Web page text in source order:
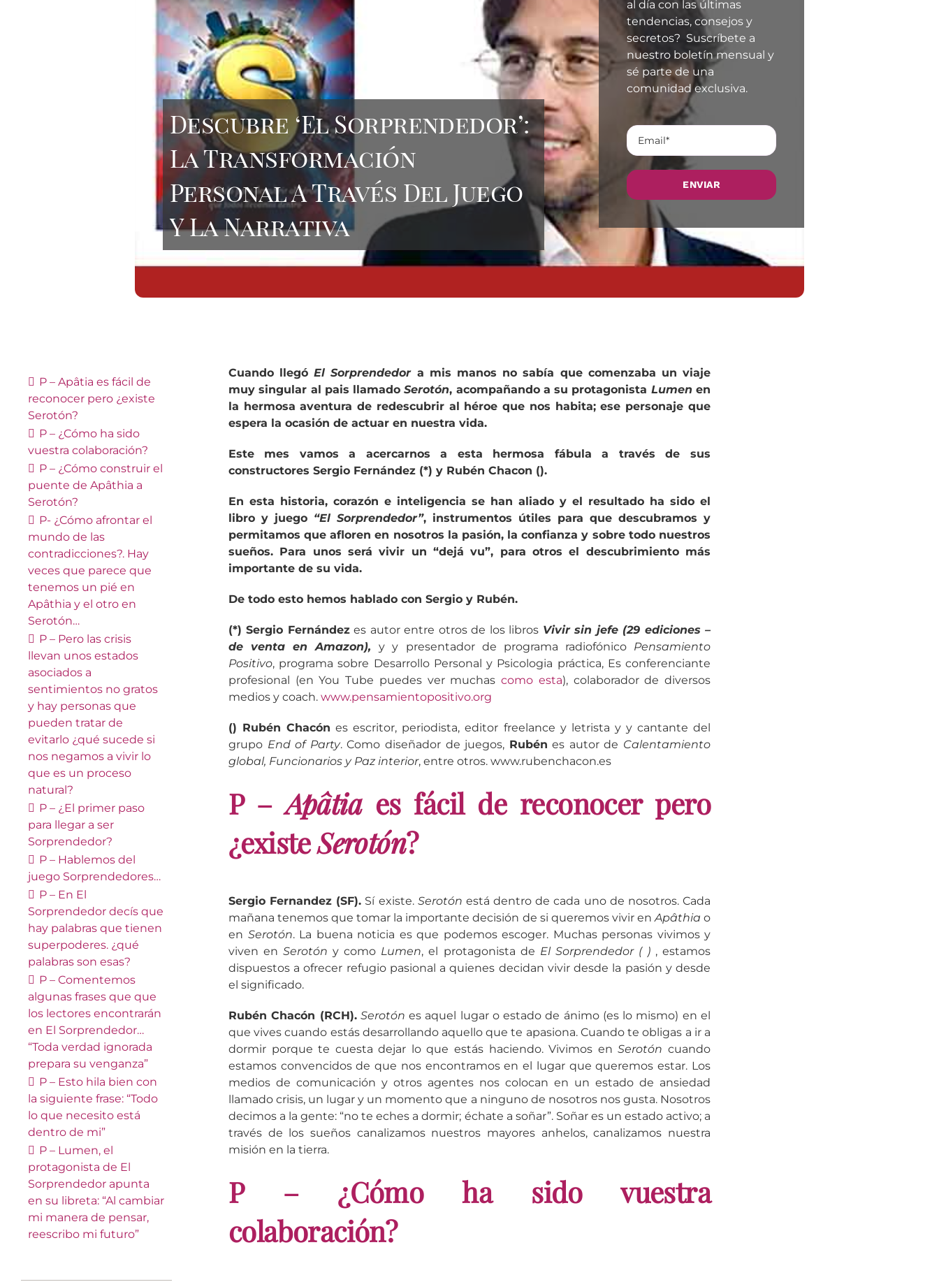
Descubre ‘El Sorprendedor’:
La Transformación
Personal A Través Del Juego
Y La Narrativa
al día con las últimas
tendencias, consejos y
secretos? Suscríbete a
nuestro boletín mensual y
sé parte de una
comunidad exclusiva.
P –Apâtia es fácil de
reconocer pero ¿existe
Serotón?
P – ¿Cómo ha sido
vuestra colaboración?
P – ¿Cómo construir el
puente de Apâthia a
Serotón?
P- ¿Cómo afrontar el
mundo de las
contradicciones?. Hay
veces que parece que
tenemos un pié en
Apâthia y el otro en
Serotón…
P – Pero las crisis
llevan unos estados
asociados a
sentimientos no gratos
y hay personas que
pueden tratar de
evitarlo ¿qué sucede si
nos negamos a vivir lo
que es un proceso
natural?
P – ¿El primer paso
para llegar a ser
Sorprendedor?
P – Hablemos del
juego Sorprendedores…
P – En El
Sorprendedordecís que
hay palabras que tienen
superpoderes. ¿qué
palabras son esas?
P – Comentemos
algunas frases que que
los lectores encontrarán
en El Sorprendedor…
“Toda verdad ignorada
prepara su venganza”
P – Esto hila bien con
la siguiente frase: “Todo
lo que necesito está
dentro de mi”
P – Lumen, el
protagonista de El
Sorprendedorapunta
en su libreta:“Al cambiar
mi manera de pensar,
reescribo mi futuro”
Cuando llegóEl Sorprendedora mis manos no sabía que comenzaba un viaje
muy singular al pais llamadoSerotón, acompañando a su protagonista Lumen en
la hermosa aventura de redescubrir al héroe que nos habita; ese personaje que
espera la ocasión de actuar en nuestra vida.
Este mes vamos a acercarnos a esta hermosa fábula a través de sus
constructores Sergio Fernández (*) y Rubén Chacon ().
En esta historia, corazón e inteligencia se han aliado y el resultado ha sido el
libro y juego “El Sorprendedor”, instrumentos útiles para que descubramos y
permitamos que afloren en nosotros la pasión, la confianza y sobre todo nuestros
sueños. Para unos será vivir un “dejá vu”, para otros el descubrimiento más
importante de su vida.
De todo esto hemos hablado con Sergio y Rubén.
(*) Sergio Fernándezes autor entre otros de los libros Vivir sin jefe (29 ediciones –
de venta en Amazon),y y presentador de programa radiofónico Pensamiento
Positivo, programa sobre Desarrollo Personal y Psicologia práctica, Es conferenciante
profesional (en You Tube puedes ver muchascomo esta), colaborador de diversos
medios y coach. www.pensamientopositivo.org
() Rubén Chacón es escritor, periodista, editor freelance y letrista y y cantante del
grupoEnd of Party. Como diseñador de juegos, Rubén es autor de Calentamiento
global, Funcionarios y Paz interior, entre otros. www.rubenchacon.es
P –Apâtiaes fácil de reconocer pero
¿existeSerotón?
Sergio Fernandez (SF). Sí existe. Serotón está dentro de cada uno de nosotros. Cada
mañana tenemos que tomar la importante decisión de si queremos vivir enApâthia o
en Serotón. La buena noticia es que podemos escoger. Muchas personas vivimos y
viven enSerotón y como Lumen, el protagonista de El Sorprendedor ( ) , estamos
dispuestos a ofrecer refugio pasional a quienes decidan vivir desde la pasión y desde
el significado.
Rubén Chacón (RCH). Serotón es aquel lugar o estado de ánimo (es lo mismo) en el
que vives cuando estás desarrollando aquello que te apasiona. Cuando te obligas a ir a
dormir porque te cuesta dejar lo que estás haciendo. Vivimos enSerotón cuando
estamos convencidos de que nos encontramos en el lugar que queremos estar. Los
medios de comunicación y otros agentes nos colocan en un estado de ansiedad
llamado crisis, un lugar y un momento que a ninguno de nosotros nos gusta. Nosotros
decimos a la gente: “no te eches a dormir; échate a soñar”. Soñar es un estado activo; a
través de los sueños canalizamos nuestros mayores anhelos, canalizamos nuestra
misión en la tierra.
P – ¿Cómo ha sido vuestra
colaboración?